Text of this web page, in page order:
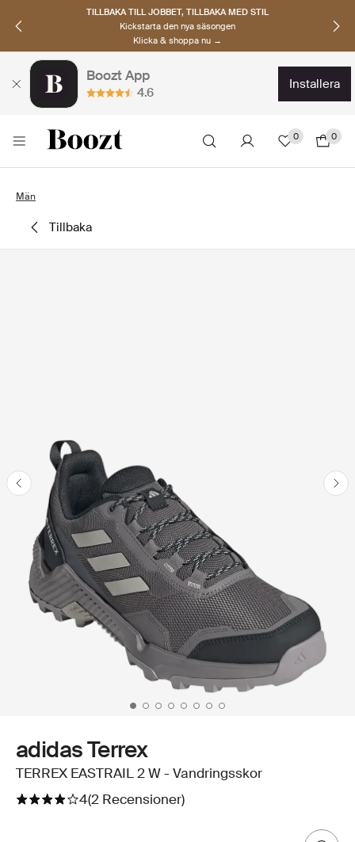
TILLBAKA TILL JOBBET, TILLBAKA MED STIL
Kickstarta den nya säsongen
Klicka & shoppa nu →
Boozt App
4.6
installera
0 0
Män
tillbaka
adidas Terrex
TERREX EASTRAIL 2 W - Vandringsskor
4(2 Recensioner)